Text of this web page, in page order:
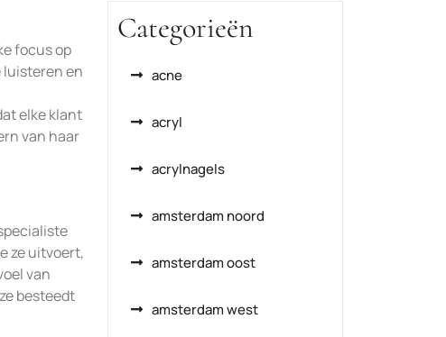
focus op
luisteren en
elke klant
van haar
ze uitvoert,
van
besteedt
Categorieën
acne
acryl
acrylnagels
amsterdam noord
amsterdam oost
amsterdam west